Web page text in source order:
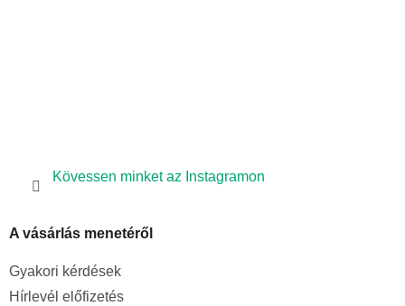
Kövessen minket az Instagramon
A vásárlás menetéről
Gyakori kérdések
Hírlevél előfizetés